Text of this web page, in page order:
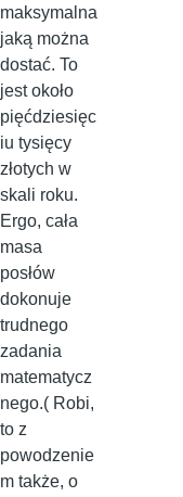
maksymalna
jaką można
dostać. To
jest około
pięćdziesięc
iu tysięcy
złotych w
skali roku.
Ergo, cała
masa
posłów
dokonuje
trudnego
zadania
matematycz
nego.( Robi,
to z
powodzenie
m także, o